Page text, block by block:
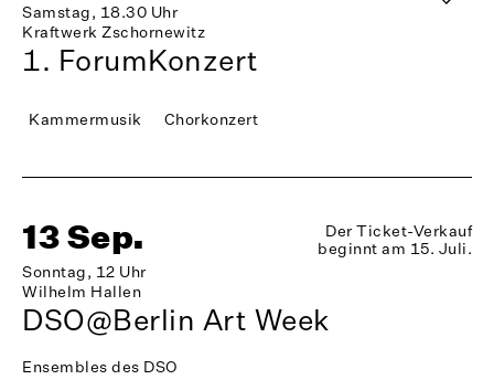
Samstag, 18.30 Uhr
Kraftwerk Zschornewitz
1. ForumKonzert
Kammermusik Chorkonzert
13 Sep.
Sonntag, 12 Uhr
Wilhelm Hallen
Der Ticket-Verkauf
beginnt am 15. Juli.
DSO@Berlin Art Week
Ensembles des DSO